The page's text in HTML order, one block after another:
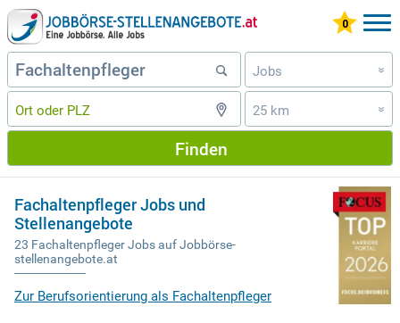
Jobs »
25 km »
Finden
Fachaltenpfleger Jobs und
Stellenangebote
23 Fachaltenpfleger Jobs auf Jobbörse-
stellenangebote.at
Zur Berufsorientierung als Fachaltenpfleger